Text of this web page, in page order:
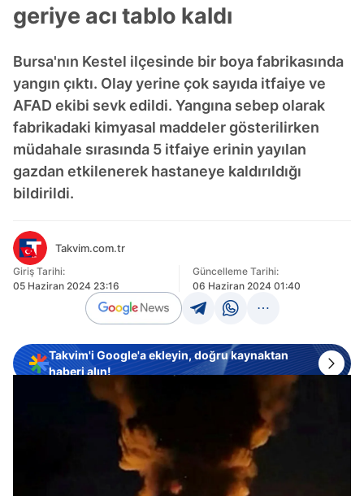
geriye acı tablo kaldı
Bursa'nın Kestel ilçesinde bir boya fabrikasında
yangın çıktı. Olay yerine çok sayıda itfaiye ve
AFAD ekibi sevk edildi. Yangına sebep olarak
fabrikadaki kimyasal maddeler gösterilirken
müdahale sırasında 5 itfaiye erinin yayılan
gazdan etkilenerek hastaneye kaldırıldığı
bildirildi.
Takvim.com.tr
Giriş Tarihi:
05 Haziran 2024 23:16
Güncelleme Tarihi:
06 Haziran 2024 01:40
Takvim'i Google'a ekleyin, doğru kaynaktan
haberi alın!